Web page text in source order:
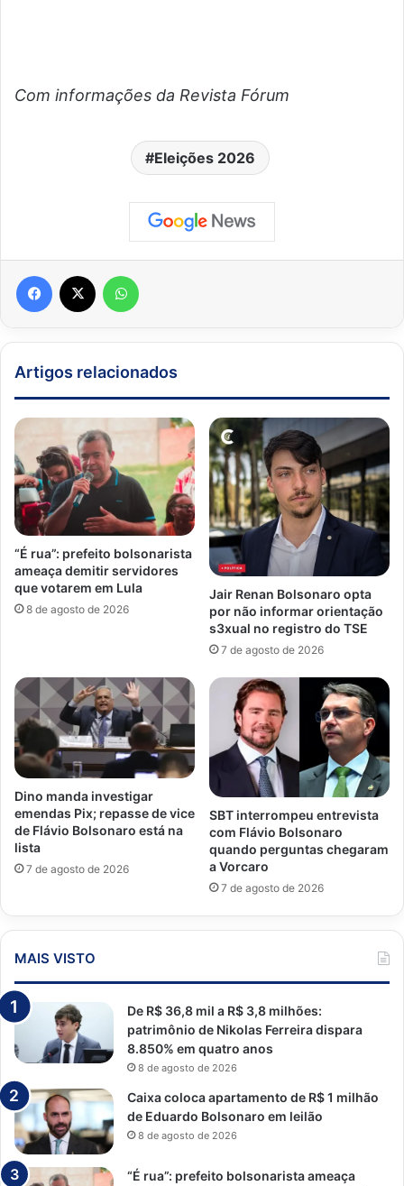
Com informações da Revista Fórum
Eleições 2026
Facebook
Artigos relacionados
“É rua”: prefeito bolsonarista
ameaça demitir servidores
que votarem em Lula
8 de agosto de 2026
Jair Renan Bolsonaro opta
por não informar orientação
s3xual no registro do TSE
7 de agosto de 2026
Dino manda investigar
emendas Pix; repasse de vice
de Flávio Bolsonaro está na
lista
7 de agosto de 2026
SBT interrompeu entrevista
com Flávio Bolsonaro
quando perguntas chegaram
a Vorcaro
7 de agosto de 2026
MAIS VISTO
De R$ 36,8 mil a R$ 3,8 milhões:
patrimônio de Nikolas Ferreira dispara
8.850% em quatro anos
8 de agosto de 2026
Caixa coloca apartamento de R$ 1 milhão
de Eduardo Bolsonaro em leilão
8 de agosto de 2026
“É rua”: prefeito bolsonarista ameaça